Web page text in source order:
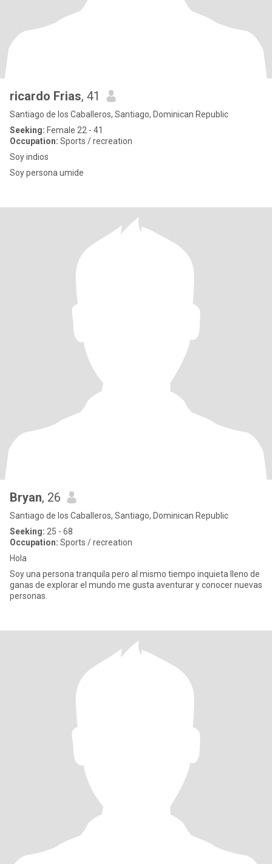
ricardo Frias, 41
Santiago de los Caballeros, Santiago, Dominican Republic
Seeking: Female 22 - 41
Occupation: Sports / recreation
Soy indios
Soy persona umide
Bryan, 26
Santiago de los Caballeros, Santiago, Dominican Republic
Seeking: 25 - 68
Occupation: Sports / recreation
Hola
Soy una persona tranquila pero al mismo tiempo inquieta lleno de
ganas de explorar el mundo me gusta aventurar y conocer nuevas
personas.